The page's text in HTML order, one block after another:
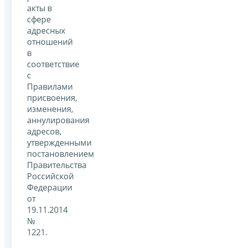
акты в
сфере
адресных
отношений
в
соответствие
с
Правилами
присвоения,
изменения,
аннулирования
адресов,
утвержденными
постановлением
Правительства
Российской
Федерации
от
19.11.2014
№
1221.